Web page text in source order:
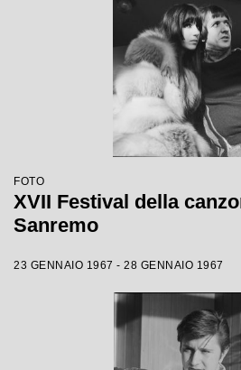
FOTO
XVII Festival della
Sanremo
23 GENNAIO 1967 - 28 GENNAIO 1967